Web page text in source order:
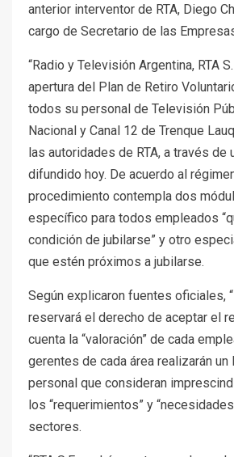
anterior interventor de RTA, Diego
cargo de Secretario de las
“Radio y Televisión Argentina, RTA
apertura del Plan de Retiro
todos su personal de Televisión
Nacional y Canal 12 de Trenque
las autoridades de RTA, a través de
difundido hoy. De acuerdo al
procedimiento contempla dos
específico para todos empleados
condición de jubilarse” y otro
que estén próximos a jubilarse.
Según explicaron fuentes oficiales,
reservará el derecho de aceptar el
cuenta la “valoración” de cada
gerentes de cada área realizarán
personal que consideran
los “requerimientos” y
sectores.